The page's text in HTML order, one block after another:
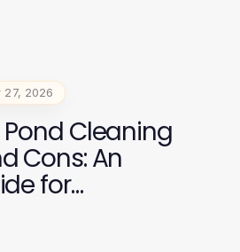
27, 2026
Cleaning
Cons: An
for